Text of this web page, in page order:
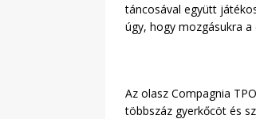
táncosával együtt
úgy, hogy mozgásukra a
Az olasz Compagnia
többszáz gyerkőcöt és